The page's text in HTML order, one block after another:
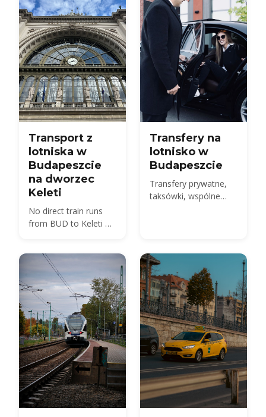
czasami przejazdu.
Transport z
lotniska w
Budapeszcie
na dworzec
Keleti
No direct train runs
from BUD to Keleti —
850 HUF budget route,
and 2026 taxi fares
under the new airport
surcharge.
Transfery na
lotnisko w
Budapeszcie
Transfery prywatne,
taksówki, wspólne
dokonać
wcześniejszej
rezerwacji.